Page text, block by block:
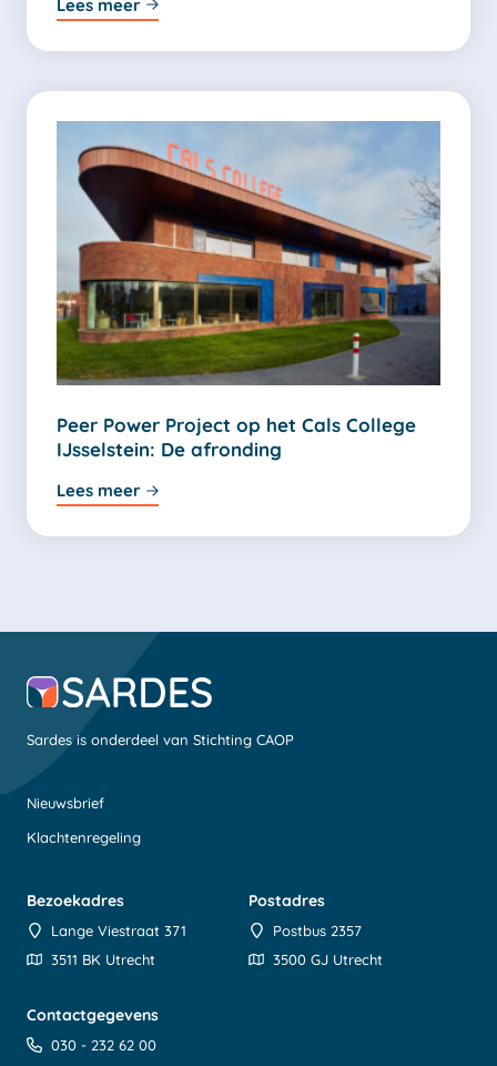
Lees meer
Peer Power Project op het Cals College
IJsselstein: De afronding
Lees meer
Sardes is onderdeel van Stichting CAOP
Nieuwsbrief
Klachtenregeling
Bezoekadres
Lange Viestraat 371
3511 BK Utrecht
Postadres
Postbus 2357
3500 GJ Utrecht
Contactgegevens
030 - 232 62 00